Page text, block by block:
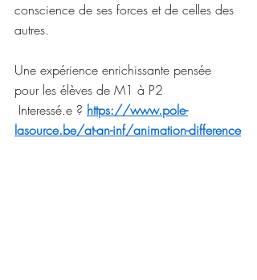
conscience de ses forces et de celles des
autres.
Une expérience enrichissante pensée
pour les élèves de M1 à P2
Interessé.e ? https://www.pole-
lasource.be/at-an-inf/animation-difference